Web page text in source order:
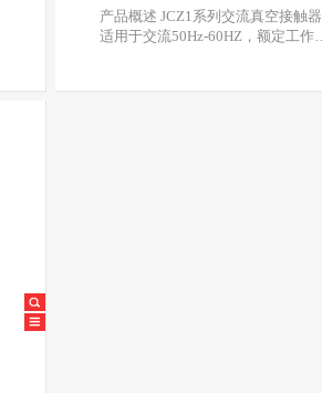
产品概述 JCZ1系列交流真空接触器
适用于交流50Hz-60HZ，额定工作电